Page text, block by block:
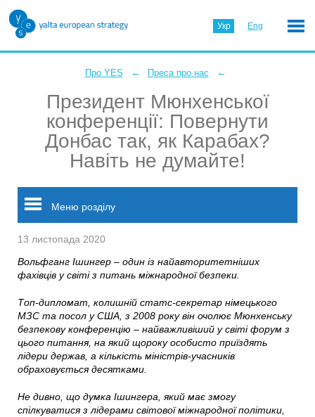
Укр Eng
Про YES ← Преса про нас ←
Президент Мюнхенської
конференції: Повернути
Донбас так, як Карабах?
Навіть не думайте!
Меню розділу
13 листопада 2020
Вольфганг Ішингер – один із найавторитетніших
фахівців у світі з питань міжнародної безпеки.
Топ-дипломат, колишній статс-секретар німецького
МЗС та посол у США, з 2008 року він очолює Мюнхенську
безпекову конференцію – найважливіший у світі форум з
цього питання, на який щороку особисто приїздять
лідери держав, а кількість міністрів-учасників
обраховується десятками.
Не дивно, що думка Ішингера, який має змогу
спілкуватися з лідерами світової міжнародної політики,